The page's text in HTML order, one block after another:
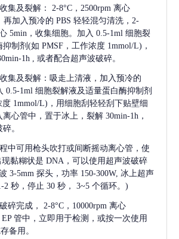
集及裂解：
2-8°C，2500rpm 离心
再加入预冷的 PBS 轻轻混匀清洗，2-
5min，收集细胞。加入 0.5-1ml 细胞裂
制剂(如 PMSF，工作浓度 1mmol/L)，
1h , 或者配合超声波破碎。
集及裂解：吸走上清液，加入预冷的
0.5-1ml 细胞裂解液及适量蛋白酶抑制剂
度 1mmol/L)，用细胞刮轻轻刮下贴壁细
心管中，置于冰上，裂解 30min-1h，
。
中可用枪头吹打或间断摇动离心管，使
现黏糊状是 DNA，可以使用超声波破碎
3-5mm 探头，功率 150-300W, 冰上超声
2 秒，停止 30 秒， 3~5 个循环。)
碎完成，
2-8°C，10000rpm 离心
管中，立即用于检测，或按一次使用
备用。